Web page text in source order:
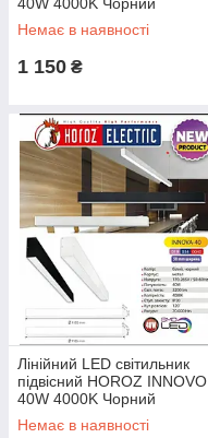
Немає в наявності
1 150 ₴
Лінійний LED світильник
підвісний HOROZ INNOVO
40W 4000K Чорний
Немає в наявності